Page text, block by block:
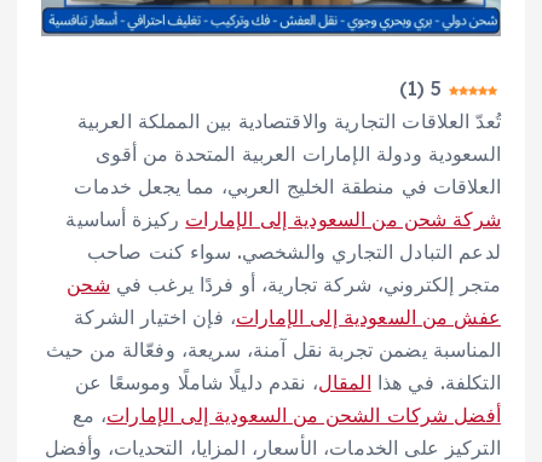
5
(
1
)
تُعدّ العلاقات التجارية والاقتصادية بين المملكة العربية
السعودية ودولة الإمارات العربية المتحدة من أقوى
العلاقات في منطقة الخليج العربي، مما يجعل خدمات
شركة شحن من السعودية إلى الإمارات ركيزة أساسية
لدعم التبادل التجاري والشخصي. سواء كنت صاحب
متجر إلكتروني، شركة تجارية، أو فردًا يرغب في شحن
عفش من السعودية إلى الإمارات، فإن اختيار الشركة
المناسبة يضمن تجربة نقل آمنة، سريعة، وفعّالة من حيث
التكلفة. في هذا المقال، نقدم دليلًا شاملًا وموسعًا عن
أفضل شركات الشحن من السعودية إلى الإمارات، مع
التركيز على الخدمات، الأسعار، المزايا، التحديات، وأفضل